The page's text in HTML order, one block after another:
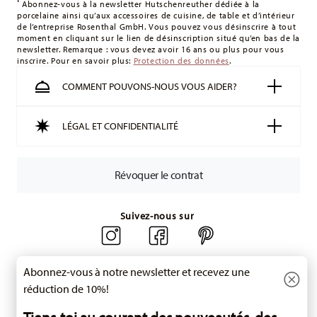
est offerte.
Suisse : Les livraisons en Suisse sont gratuites à partir de
49,90 CHF. Pour toute commande inférieure à 49,90 CHF, les
Suivi :
Vous recevrez un code de suivi par e-mail dès que
Délai de livraison en France : 5-7 jours ouvrables pour les
articles en stock. Vous pouvez consulter les délais de
Pour les retours, veuillez utiliser notre
Abonnez-vous à la newsletter Hutschenreuther dédiée à la
porcelaine ainsi qu’aux accessoires de cuisine, de table et d’intérieur
de l’entreprise Rosenthal GmbH. Vous pouvez vous désinscrire à tout
moment en cliquant sur le lien de désinscription situé qu’en bas de la
newsletter. Remarque : vous devez avoir 16 ans ou plus pour vous
inscrire. Pour en savoir plus: Protection des données.
COMMENT POUVONS-NOUS VOUS AIDER?
LÉGAL ET CONFIDENTIALITÉ
Révoquer le contrat
Suivez-nous sur
Abonnez-vous à notre newsletter et recevez une
réduction de 10%!